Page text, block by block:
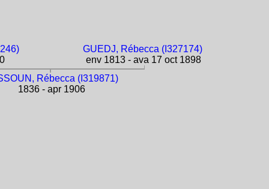
GUEDJ, Rébecca (I327174)
env 1813 - ava 17 oct 1898
Rébecca (I319871)
1836 - apr 1906